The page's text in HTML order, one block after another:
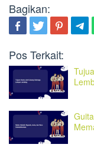
Bagikan:
Pos Terkait: